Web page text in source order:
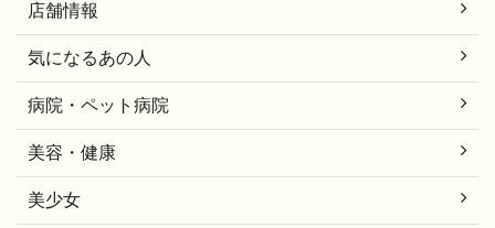
店舗情報
気になるあの人
病院・ペット病院
美容・健康
美少女